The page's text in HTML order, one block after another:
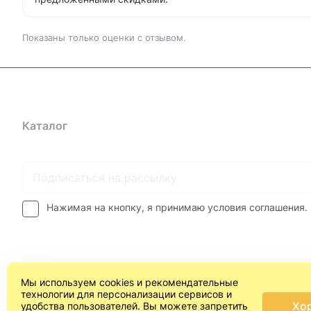
Показаны только оценки с отзывом.
Каталог
Нажимая на кнопку, я принимаю условия соглашения.
Мы используем cookies и рекомендательные
технологии для персонализации сервисов и
удобства пользователей. Вы можете запретить